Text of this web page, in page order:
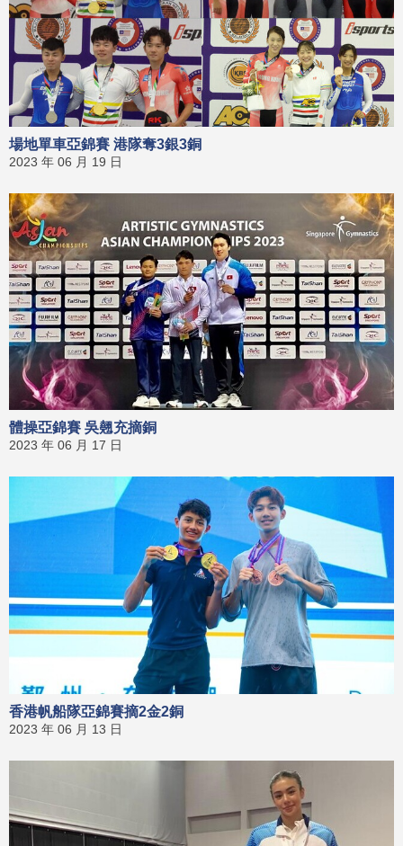
場地單車亞錦賽 港隊奪3銀3銅
2023 年 06 月 19 日
體操亞錦賽 吳翹充摘銅
2023 年 06 月 17 日
香港帆船隊亞錦賽摘2金2銅
2023 年 06 月 13 日